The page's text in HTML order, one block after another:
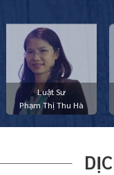
Luật Sư
Phạm Thị Thu Hà